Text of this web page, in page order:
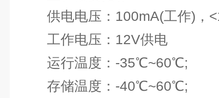
供电电压：100mA(工作)，
工作电压：12V供电
运行温度：-35℃~60℃;
存储温度：-40℃~60℃;